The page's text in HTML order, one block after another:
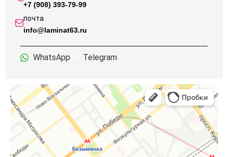
+7 (908) 393-79-99
почта
info@laminat63.ru
WhatsApp Telegram